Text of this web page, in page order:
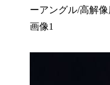
ーアングル/高解像
画像1